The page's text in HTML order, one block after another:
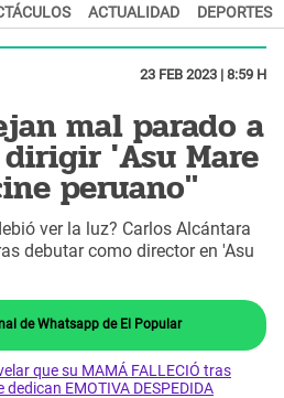
ACTUALIDAD DEPORTES
23 FEB 2023 | 8:59 H
mal parado a
'Asu Mare
peruano"
ver la luz? Carlos Alcántara
debutar como director en 'Asu
de Whatsapp de El Popular
que su MAMÁ FALLECIÓ tras
EMOTIVA DESPEDIDA